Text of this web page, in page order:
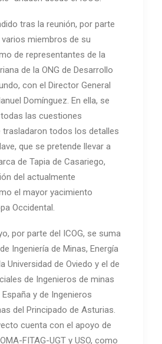
tras la reunión, por parte
miembros de su
de representantes de la
de la ONG de Desarrollo
con el Director General
Domínguez. En ella, se
las cuestiones
trasladaron todos los detalles
que se pretende llevar a
de Tapia de Casariego,
del actualmente
el mayor yacimiento
Occidental.
por parte del ICOG, se suma
Ingeniería de Minas, Energía
Universidad de Oviedo y el de
de Ingenieros de minas
y de Ingenieros
del Principado de Asturias.
cuenta con el apoyo de
FITAG-UGT y USO, como